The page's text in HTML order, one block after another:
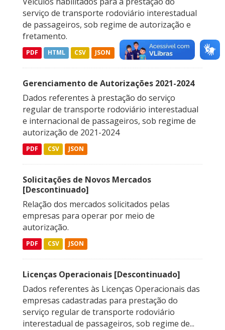
serviço de transporte rodoviário interestadual
de passageiros, sob regime de autorização e
fretamento.
PDF HTML CSV JSON
Gerenciamento de Autorizações 2021-2024
Dados referentes à prestação do serviço
regular de transporte rodoviário interestadual
e internacional de passageiros, sob regime de
autorização de 2021-2024
PDF CSV JSON
Solicitações de Novos Mercados
[Descontinuado]
Relação dos mercados solicitados pelas
empresas para operar por meio de
autorização.
PDF CSV JSON
Licenças Operacionais [Descontinuado]
Dados referentes às Licenças Operacionais das
empresas cadastradas para prestação do
serviço regular de transporte rodoviário
interestadual de passageiros, sob regime de...